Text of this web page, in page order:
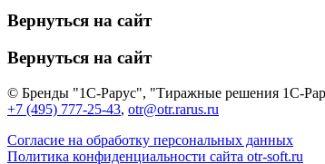
Вернуться на сайт
Вернуться на сайт
© Бренды "1С-Рарус", "Тиражные решения 1С-
+7 (495) 777-25-43, otr@otr.rarus.ru
Согласие на обработку персональных данных
Политика конфиденциальности сайта otr-soft.ru